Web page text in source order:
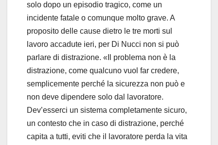
solo dopo un episodio tragico, come un
incidente fatale o comunque molto grave. A
proposito delle cause dietro le tre morti sul
lavoro accadute ieri, per Di Nucci non si può
parlare di distrazione. «Il problema non è la
distrazione, come qualcuno vuol far credere,
semplicemente perché la sicurezza non può e
non deve dipendere solo dal lavoratore.
Dev’esserci un sistema completamente sicuro,
un contesto che in caso di distrazione, perché
capita a tutti, eviti che il lavoratore perda la vita